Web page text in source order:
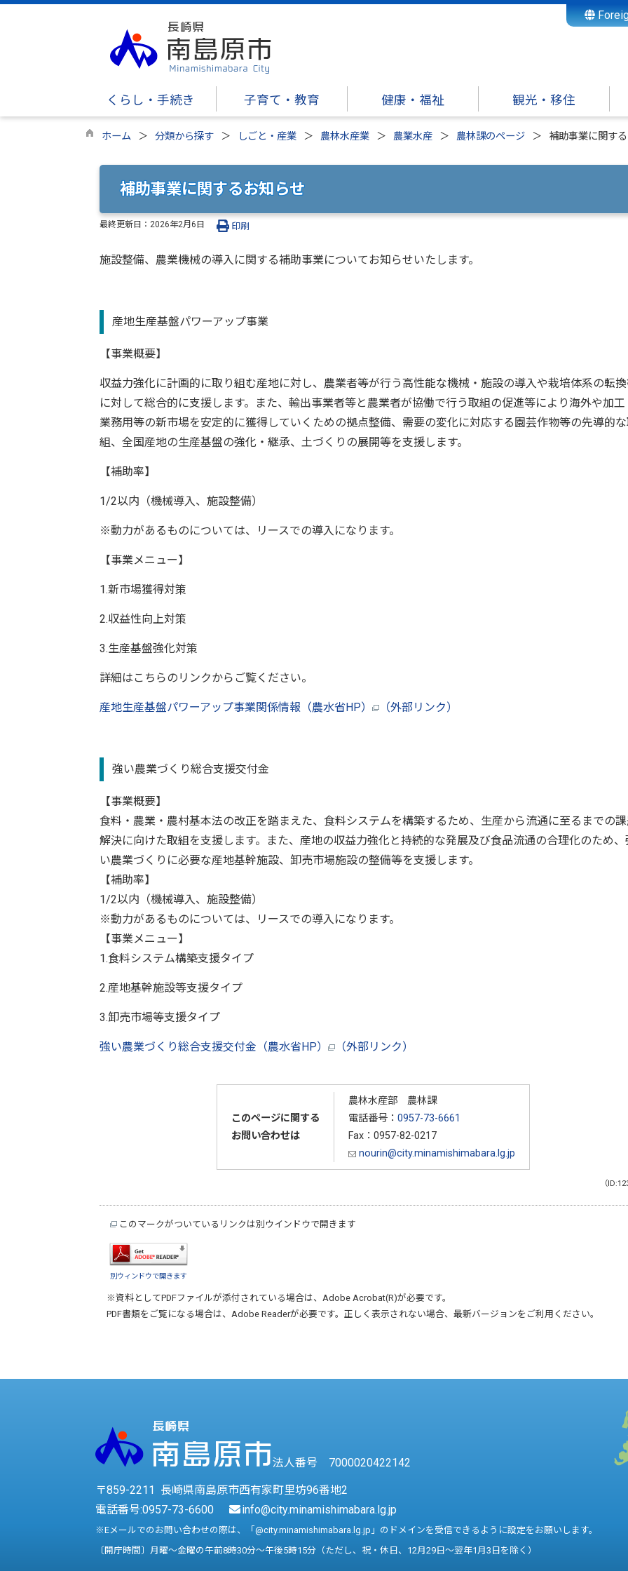
くらし・手続き 子育て・教育 健康・福祉 観光・移住
ホーム 分類から探す しごと・産業 農林水産業 農業水産 農林課のページ 補助事業に関す
補助事業に関するお知らせ
最終更新日： 2026年2月6日 印刷
施設整備、農業機械の導入に関する補助事業についてお知らせいたします。
産地生産基盤パワーアップ事業
【事業概要】
収益力強化に計画的に取り組む産地に対し、農業者等が行う高性能な機械・施設の導入や栽培体系の転
に対して総合的に支援します。また、輸出事業者等と農業者が協働で⾏う取組の促進等により海外や加⼯
業務⽤等の新市場を安定的に獲得していくための拠点整備、需要の変化に対応する園芸作物等の先導的
組、全国産地の⽣産基盤の強化・継承、⼟づくりの展開等を⽀援します。
【補助率】
1/2以内（機械導入、施設整備）
※動力があるものについては、リースでの導入になります。
【事業メニュー】
1.新市場獲得対策
2.収益性向上対策
3.生産基盤強化対策
詳細はこちらのリンクからご覧ください。
産地生産基盤パワーアップ事業関係情報（農水省HP） （外部リンク）
強い農業づくり総合支援交付金
【事業概要】
⾷料・農業・農村基本法の改正を踏まえた、⾷料システムを構築するため、⽣産から流通に⾄るまでの
解決に向けた取組を⽀援します。また、産地の収益⼒強化と持続的な発展及び⾷品流通の合理化のため、
い農業づくりに必要な産地基幹施設、卸売市場施設の整備等を⽀援します。
【補助率】
1/2以内（機械導入、施設整備）
※動力があるものについては、リースでの導入になります。
【事業メニュー】
1.食料システム構築支援タイプ
2.産地基幹施設等支援タイプ
3.卸売市場等支援タイプ
強い農業づくり総合支援交付金（農水省HP） （外部リンク）
このページに関する
お問い合わせは
農林水産部 農林課
電話番号： 0957-73-6661
Fax：0957-82-0217
nourin@city.minamishimabara.lg.jp
（
このマークがついているリンクは別ウインドウで開きます
別ウィンドウで開きます
※資料としてPDFファイルが添付されている場合は、 Adobe Acrobat(R)が必要です。
PDF書類をご覧になる場合は、 Adobe Readerが必要です。正しく表示されない場合、最新バージョンをご利用ください。
法人番号 7000020422142
〒859-2211 長崎県南島原市西有家町里坊96番地2
電話番号:0957-73-6600 info@city.minamishimabara.lg.jp
※Eメールでのお問い合わせの際は、「@city.minamishimabara.lg.jp」のドメインを受信できるように設定をお願いします。
〔開庁時間〕月曜～金曜の午前8時30分～午後5時15分（ただし、祝・休日、12月29日～翌年1月3日を除く）